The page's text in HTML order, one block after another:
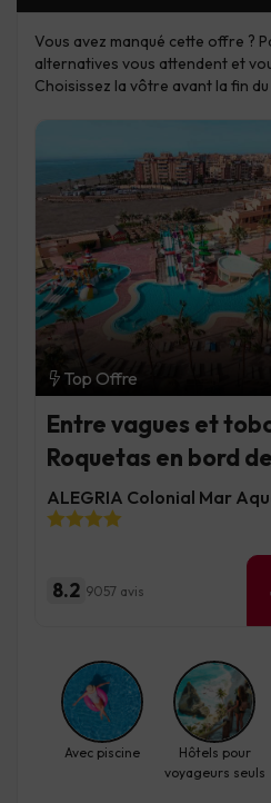
Vous avez manqué cette offre ?
alternatives vous attendent et
Choisissez la vôtre avant la fin
Top Offre
Entre vagues et
Roquetas en bord
ALEGRIA Colonial Mar
8.2 9057 avis
Avec piscine
Hôtels pour
voyageurs seuls